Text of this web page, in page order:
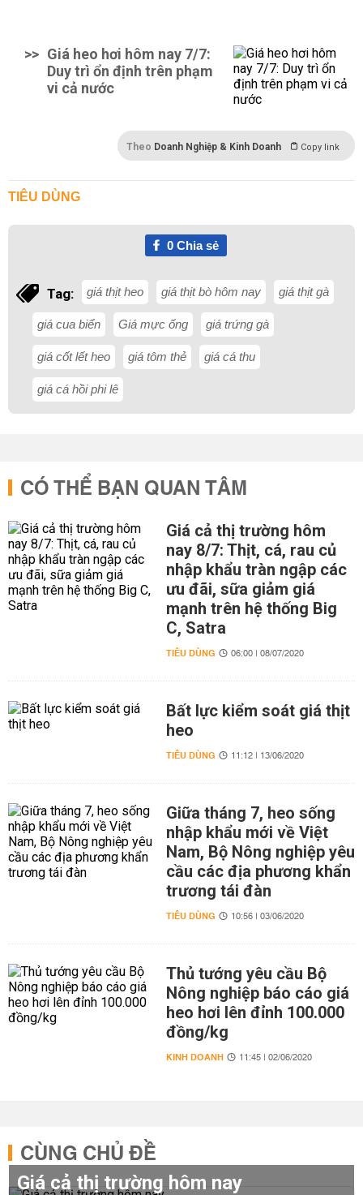
>> Giá heo hơi hôm nay 7/7:
Duy trì ổn định trên phạm
vi cả nước
Theo Doanh Nghiệp & Kinh Doanh Copy link
TIÊU DÙNG
0Chia sẻ
Tag: giá thịt heo giá thịt bò hôm nay giá thịt gà
giá cua biển Giá mực ống giá trứng gà
giá cốt lết heo giá tôm thẻ giá cá thu
giá cá hồi phi lê
CÓ THỂ BẠN QUAN TÂM
Giá cả thị trường hôm
nay 8/7: Thịt, cá, rau củ
nhập khẩu tràn ngập các
ưu đãi, sữa giảm giá
mạnh trên hệ thống Big
C, Satra
TIÊU DÙNG 06:00 | 08/07/2020
Bất lực kiểm soát giá thịt
heo
TIÊU DÙNG 11:12 | 13/06/2020
Giữa tháng 7, heo sống
nhập khẩu mới về Việt
Nam, Bộ Nông nghiệp yêu
cầu các địa phương khẩn
trương tái đàn
TIÊU DÙNG 10:56 | 03/06/2020
Thủ tướng yêu cầu Bộ
Nông nghiệp báo cáo giá
heo hơi lên đỉnh 100.000
đồng/kg
KINH DOANH 11:45 | 02/06/2020
CÙNG CHỦ ĐỀ
Giá cả thị trường hôm nay